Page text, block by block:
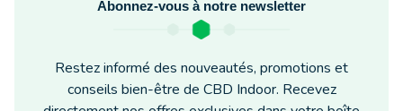
Abonnez-vous à notre newsletter
Restez informé des nouveautés, promotions et
conseils bien-être de CBD Indoor. Recevez